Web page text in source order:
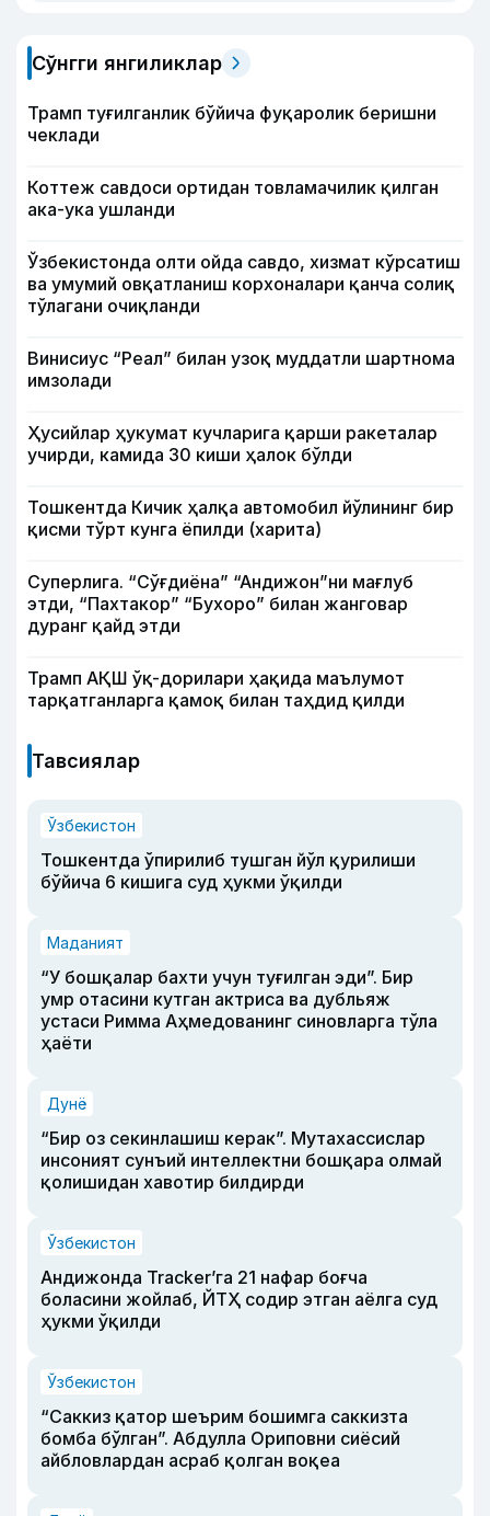
Сўнгги янгиликлар
Трамп туғилганлик бўйича фуқаролик беришни
чеклади
Коттеж савдоси ортидан товламачилик қилган
ака-ука ушланди
Ўзбекистонда олти ойда савдо, хизмат кўрсатиш
ва умумий овқатланиш корхоналари қанча солиқ
тўлагани очиқланди
Винисиус “Реал” билан узоқ муддатли шартнома
имзолади
Ҳусийлар ҳукумат кучларига қарши ракеталар
учирди, камида 30 киши ҳалок бўлди
Тошкентда Кичик ҳалқа автомобил йўлининг бир
қисми тўрт кунга ёпилди (харита)
Суперлига. “Сўғдиёна” “Андижон”ни мағлуб
этди, “Пахтакор” “Бухоро” билан жанговар
дуранг қайд этди
Трамп АҚШ ўқ-дорилари ҳақида маълумот
тарқатганларга қамоқ билан таҳдид қилди
Тавсиялар
Ўзбекистон
Тошкентда ўпирилиб тушган йўл қурилиши
бўйича 6 кишига суд ҳукми ўқилди
Маданият
“У бошқалар бахти учун туғилган эди”. Бир
умр отасини кутган актриса ва дубльяж
устаси Римма Аҳмедованинг синовларга тўла
ҳаёти
Дунё
“Бир оз секинлашиш керак”. Мутахассислар
инсоният сунъий интеллектни бошқара олмай
қолишидан хавотир билдирди
Ўзбекистон
Андижонда Tracker’га 21 нафар боғча
боласини жойлаб, ЙТҲ содир этган аёлга суд
ҳукми ўқилди
Ўзбекистон
“Саккиз қатор шеърим бошимга саккизта
бомба бўлган”. Абдулла Ориповни сиёсий
айбловлардан асраб қолган воқеа